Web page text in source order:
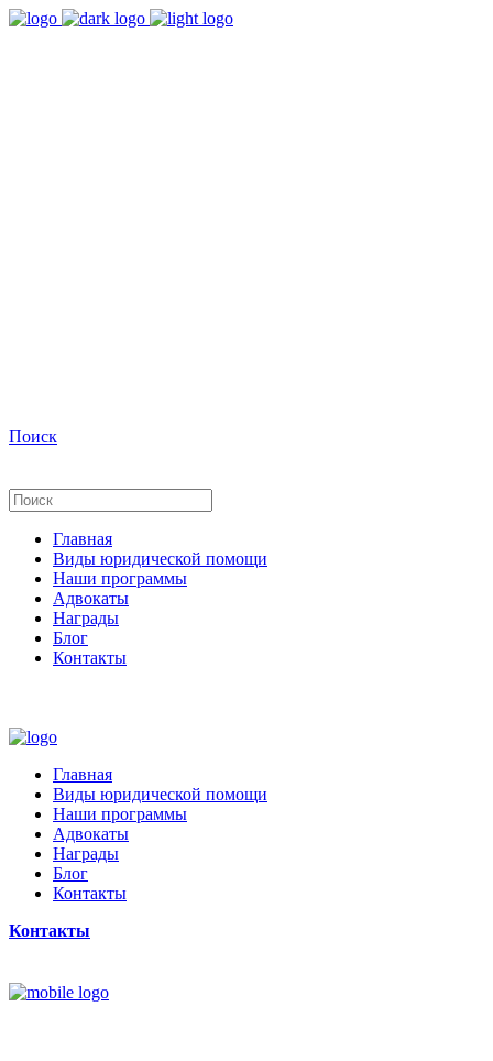
Поиск
Главная
Виды юридической помощи
Наши программы
Адвокаты
Награды
Блог
Контакты
Главная
Виды юридической помощи
Наши программы
Адвокаты
Награды
Блог
Контакты
Контакты